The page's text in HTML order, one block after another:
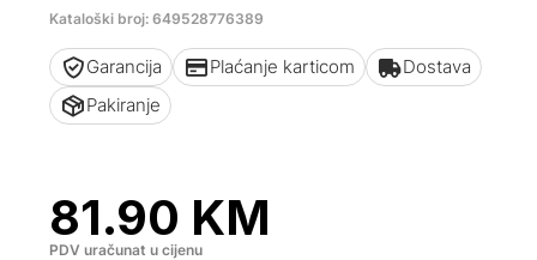
Kataloški broj: 649528776389
Garancija Plaćanje karticom
Dostava
Pakiranje
81.90 KM
PDV uračunat u cijenu